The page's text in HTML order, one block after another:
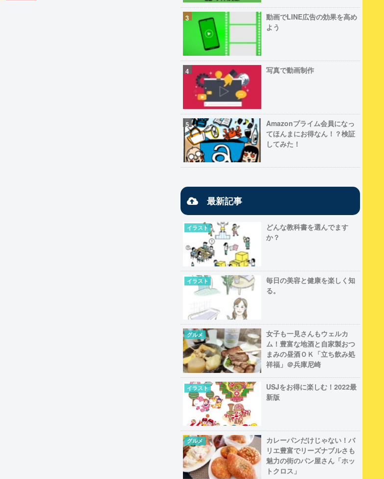
動画でLINE広告の効果を高め
よう
写真で動画制作
Amazonプライム会員になっ
てほんまにお得なん！？検証
してみた！
最新記事
イラスト
どんな教科書を選んでます
か？
イラスト
毎日の美容と健康を楽しく知
る。
グルメ
女子も一見さんもウェルカ
ム！豊富な地酒と自家製おつ
まみの昼酒ＯＫ「立ち飲み処
祥福」＠兵庫尼崎
イラスト
USJをお得に楽しむ！2022最
新版
グルメ
カレーパンだけじゃない！バ
リエ豊富でリーズナブルさも
魅力の街のパン屋さん「ホッ
トクロス」